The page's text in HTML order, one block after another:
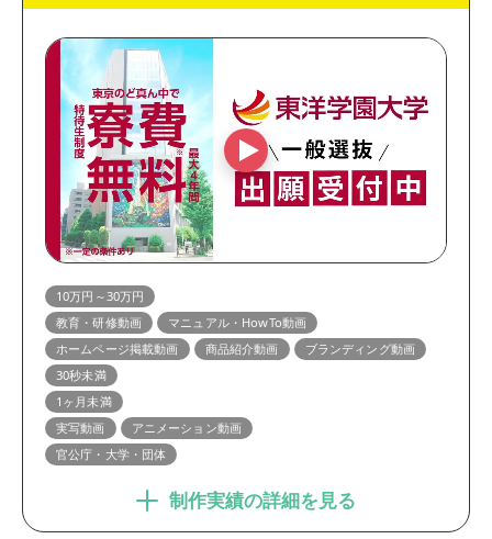
10万円～30万円
教育・研修動画
マニュアル・HowTo動画
ホームページ掲載動画
商品紹介動画
ブランディング動画
30秒未満
1ヶ月未満
実写動画
アニメーション動画
官公庁・大学・団体
制作実績の詳細を見る